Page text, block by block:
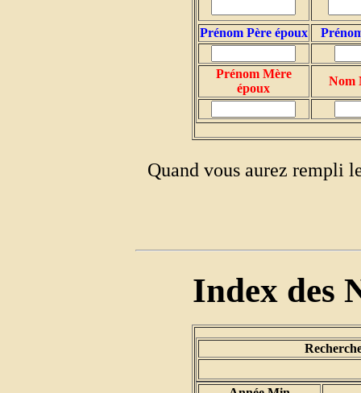
Prénom Père époux
Prénom Mère
époux
Nom
Quand vous aurez rempli
Index des